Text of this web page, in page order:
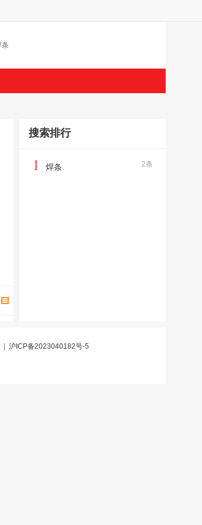
条
搜索排行
2条
1 焊条
沪ICP备2023040182号-5